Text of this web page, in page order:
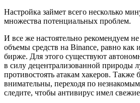
Настройка займет всего несколько
множества потенциальных проблем.
И все же настоятельно рекомендуем
объемы средств на Binance, равно как
бирже. Для этого существуют
в силу децентрализованной природы
противостоять атакам хакеров. Также
внимательны, переходя по
следите, чтобы антивирус имел